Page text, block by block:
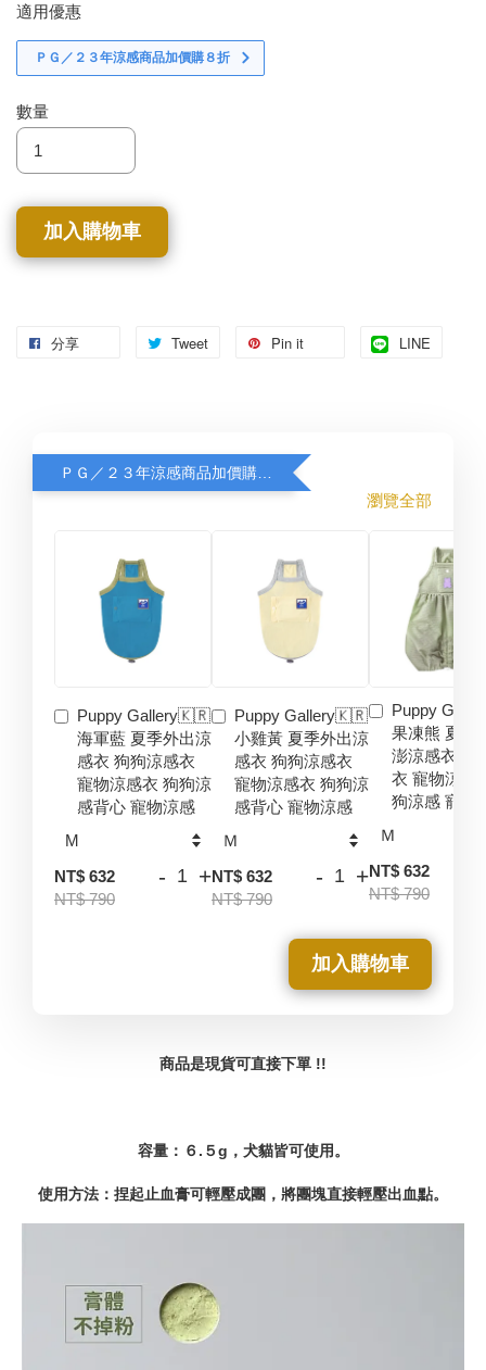
適用優惠
ＰＧ／２３年涼感商品加價購８折
數量
加入購物車
分享 Tweet Pin it LINE
瀏覽全部
Puppy Gallery🇰🇷
海軍藍 夏季外出涼
感衣 狗狗涼感衣
寵物涼感衣 狗狗涼
感背心 寵物涼感
NT$ 632
NT$ 790
- +
Puppy Gallery🇰🇷
小雞黃 夏季外出涼
感衣 狗狗涼感衣
寵物涼感衣 狗狗涼
感背心 寵物涼感
NT$ 632
NT$ 790
- +
Puppy
果凍熊 夏季
澎涼感衣 狗
衣 寵物涼感
狗涼感 寵物
NT$ 632
NT$ 790
加入購物車
商品是現貨可直接下單 !!
容量：６.５g，犬貓皆可使用。
使用方法： 捏起止血膏可輕壓成團，將團塊直接輕壓出血點。